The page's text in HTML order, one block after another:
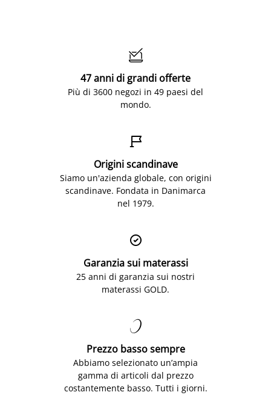

47 anni di grandi offerte
Più di 3600 negozi in 49 paesi del
mondo.

Origini scandinave
Siamo un'azienda globale, con origini
scandinave. Fondata in Danimarca
nel 1979.

Garanzia sui materassi
25 anni di garanzia sui nostri
materassi GOLD.

Prezzo basso sempre
Abbiamo selezionato un’ampia
gamma di articoli dal prezzo
costantemente basso. Tutti i giorni.